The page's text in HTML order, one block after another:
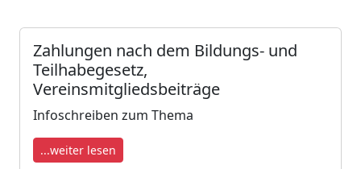
Zahlungen nach dem Bildungs- und
Teilhabegesetz,
Vereinsmitgliedsbeiträge
Infoschreiben zum Thema
...weiter lesen